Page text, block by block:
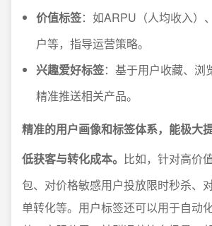
价值标签：如ARPU（人均收入）
户等，指导运营策略。
兴趣爱好标签：基于用户收藏、浏
精准推送相关产品。
精准的用户画像和标签体系，能极大
低获客与转化成本。 比如，针对高价
包、对价格敏感用户投放限时秒杀、
单转化等。用户标签还可以用于自动